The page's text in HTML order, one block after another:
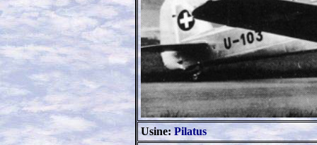
Usine:Pilatus